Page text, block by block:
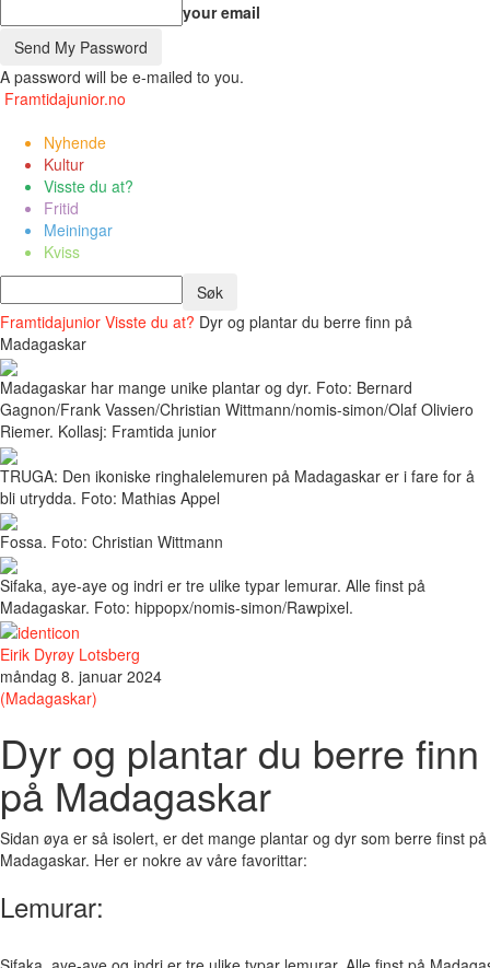
your email
A password will be e-mailed to you.
Framtidajunior.no
Nyhende
Kultur
Visste du at?
Fritid
Meiningar
Kviss
Framtidajunior Visste du at? Dyr og plantar du berre finn på
Madagaskar
Madagaskar har mange unike plantar og dyr. Foto: Bernard
Gagnon/Frank Vassen/Christian Wittmann/nomis-simon/Olaf Oliviero
Riemer. Kollasj: Framtida junior
TRUGA: Den ikoniske ringhalelemuren på Madagaskar er i fare for å
bli utrydda. Foto: Mathias Appel
Fossa. Foto: Christian Wittmann
Sifaka, aye-aye og indri er tre ulike typar lemurar. Alle finst på
Madagaskar. Foto: hippopx/nomis-simon/Rawpixel.
Eirik Dyrøy Lotsberg
måndag 8. januar 2024
(Madagaskar)
Dyr og plantar du berre finn
på Madagaskar
Sidan øya er så isolert, er det mange plantar og dyr som berre finst på
Madagaskar. Her er nokre av våre favorittar:
Lemurar: